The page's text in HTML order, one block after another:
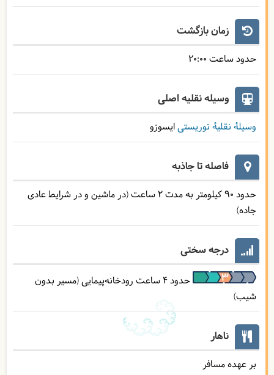
زمان بازگشت
حدود ساعت 20:00
وسیله نقلیه اصلی
وسیلۀ نقلیۀ توریستیایسوزو
فاصله تا جاذبه
حدود 90 کیلومتر به مدت 2 ساعت (در ماشین و در شرایط عادی
جاده)
درجه سختی
حدود 4 ساعت رودخانه‌پیمایی (مسیر بدون
شیب)
ناهار
بر عهده مسافر